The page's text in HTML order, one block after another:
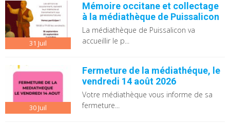
31 Juil
Mémoire occitane et collectage
à la médiathèque de Puissalicon
La médiathèque de Puissalicon va
accueillir le p...
30Juil
Fermeture de la médiathéque, le
vendredi 14 août 2026
Votre médiathèque vous informe de sa
fermeture...